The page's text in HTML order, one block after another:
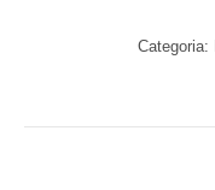
Categoria: